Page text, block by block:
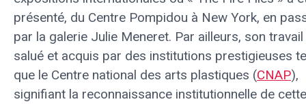
présenté, du Centre Pompidou à New York, en
par la galerie Julie Meneret. Par ailleurs, son
salué et acquis par des institutions prestigieuses
que le Centre national des arts plastiques (CNAP),
signifiant la reconnaissance institutionnelle de cette